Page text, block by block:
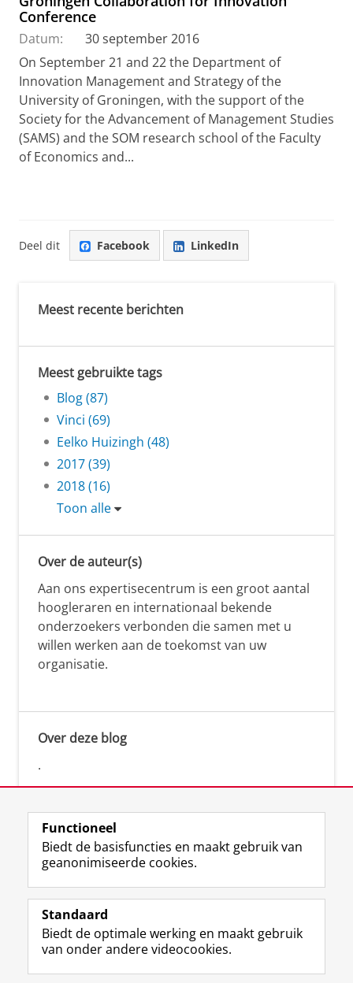
Conference
Datum:
30 september 2016
On September 21 and 22 the Department of
Innovation Management and Strategy of the
University of Groningen, with the support of the
Society for the Advancement of Management Studies
(SAMS) and the SOM research school of the Faculty
of Economics and...
Deel dit Facebook LinkedIn
Meest recente berichten
Meest gebruikte tags
Blog (87)
Vinci (69)
Eelko Huizingh (48)
2017 (39)
2018 (16)
Toon alle
Over de auteur(s)
Aan ons expertisecentrum is een groot aantal
hoogleraren en internationaal bekende
onderzoekers verbonden die samen met u
willen werken aan de toekomst van uw
organisatie.
Over deze blog
.
Volg de RUG
F
a
e
b
L
i
k
e
R
S
-
f
I
n
t
Y
o
T
Studiekiezers
Functioneel
Biedt de basisfuncties en maakt gebruik van
geanonimiseerde cookies.
Standaard
Biedt de optimale werking en maakt gebruik
van onder andere videocookies.